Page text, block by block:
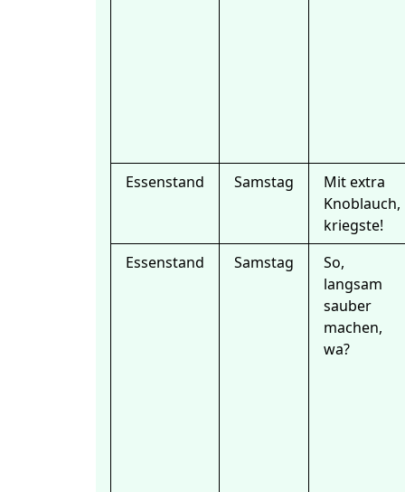
Essenstand Samstag
Mit extra
Knoblauch,
kriegste!
Essenstand
Samstag
So,
langsam
sauber
machen,
wa?